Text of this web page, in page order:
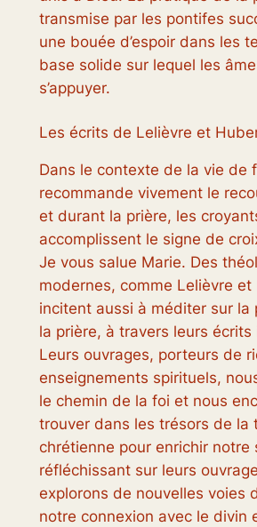
transmise par les pontifes
une bouée d’espoir dans les
base solide sur lequel les
s’appuyer.
Les écrits de Lelièvre et
Dans le contexte de la vie de
recommande vivement le
et durant la prière, les
accomplissent le signe de
Je vous salue Marie. Des
modernes, comme Lelièvre
incitent aussi à méditer sur la
la prière, à travers leurs écrits
Leurs ouvrages, porteurs de
enseignements spirituels,
le chemin de la foi et nous
trouver dans les trésors de la
chrétienne pour enrichir notre
réfléchissant sur leurs
explorons de nouvelles voies
notre connexion avec le divin